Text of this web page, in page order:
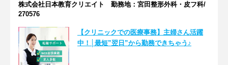
株式会社日本教育クリエイト 勤務地：宮田整形外科・皮フ科/
270576
【クリニックでの医療事務】主婦さん活躍
中！│最短”翌日”から勤務できちゃう♪